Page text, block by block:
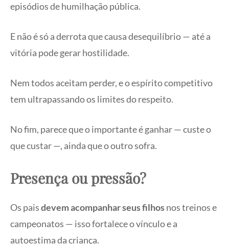
episódios de humilhação pública.
E não é só a derrota que causa desequilíbrio — até a
vitória pode gerar hostilidade.
Nem todos aceitam perder, e o espírito competitivo
tem ultrapassando os limites do respeito.
No fim, parece que o importante é ganhar — custe o
que custar —, ainda que o outro sofra.
Presença ou pressão?
Os paisdevem acompanhar seus filhosnos treinos e
campeonatos — isso fortalece o vínculo e a
autoestima da criança.